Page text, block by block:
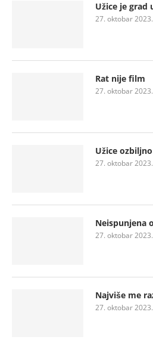
Užice je grad
27. oktobar 2023.
Rat nije film
27. oktobar 2023.
Užice
27. oktobar 2023.
Neispunjena
27. oktobar 2023.
Najviše me
27. oktobar 2023.